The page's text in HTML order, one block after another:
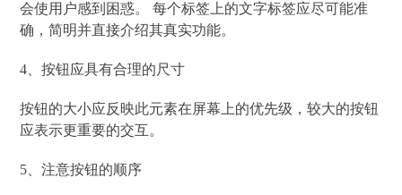
会使用户感到困惑。 每个标签上的文字标签应尽可能准
确，简明并直接介绍其真实功能。
4、按钮应具有合理的尺寸
按钮的大小应反映此元素在屏幕上的优先级，较大的按钮
应表示更重要的交互。
5、注意按钮的顺序